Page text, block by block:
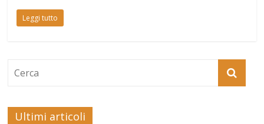
Leggi tutto
Ultimi articoli